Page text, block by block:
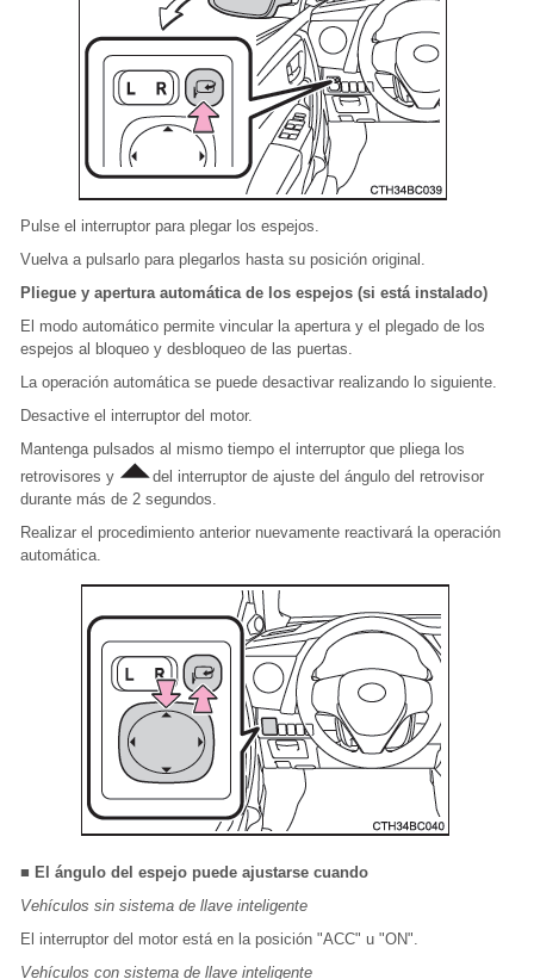
Pulse el interruptor para plegar los espejos.
Vuelva a pulsarlo para plegarlos hasta su posición original.
Pliegue y apertura automática de los espejos (si está instalado)
El modo automático permite vincular la apertura y el plegado de los
espejos al bloqueo y desbloqueo de las puertas.
La operación automática se puede desactivar realizando lo siguiente.
Desactive el interruptor del motor.
Mantenga pulsados al mismo tiempo el interruptor que pliega los
retrovisores y
del interruptor de ajuste del ángulo del retrovisor
durante más de 2 segundos.
Realizar el procedimiento anterior nuevamente reactivará la operación
automática.
■ El ángulo del espejo puede ajustarse cuando
Vehículos sin sistema de llave inteligente
El interruptor del motor está en la posición "ACC" u "ON".
Vehículos con sistema de llave inteligente